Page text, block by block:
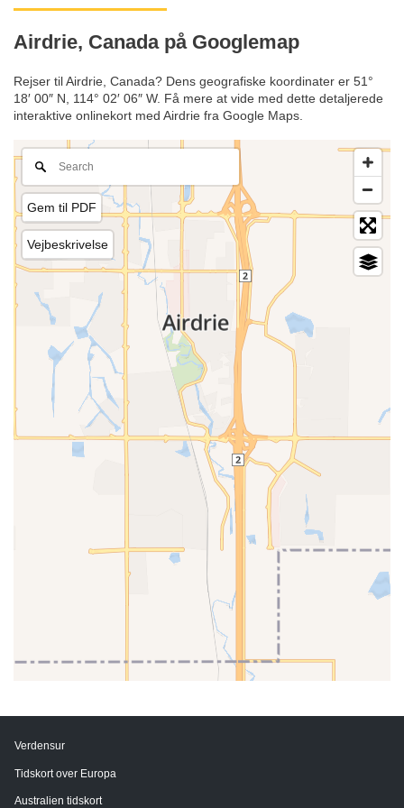
Airdrie, Canada på Googlemap
Rejser til Airdrie, Canada? Dens geografiske koordinater er 51°
18′ 00″ N, 114° 02′ 06″ W. Få mere at vide med dette detaljerede
interaktive onlinekort med Airdrie fra Google Maps.
Gem til PDF
Vejbeskrivelse
Verdensur
Tidskort over Europa
Australien tidskort